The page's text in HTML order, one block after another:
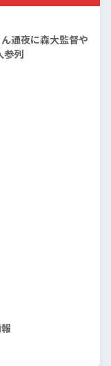
通夜に森大監督や
参列